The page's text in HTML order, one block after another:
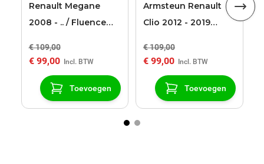
Renault Megane
2008 - .. / Fluence
€ 109,00
€ 99,00
Toevoegen
Armsteun Renault
Clio 2012 - 2019
€ 109,00
€ 99,00
Toevoegen